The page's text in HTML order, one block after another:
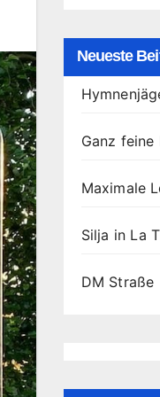
Neueste
Ganz feine
Maximale
Silja in La
DM Straße